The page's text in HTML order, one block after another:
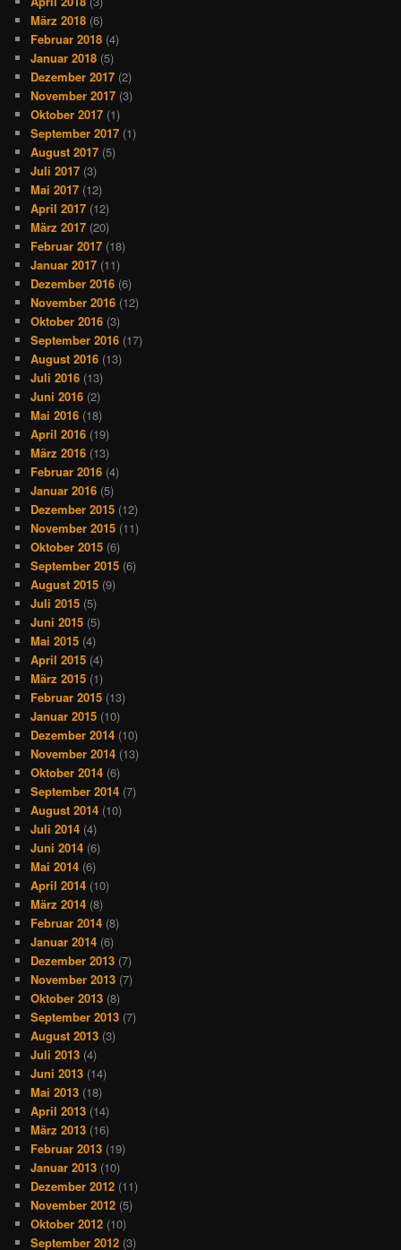
März 2018 (6)
Februar 2018 (4)
Januar 2018 (5)
Dezember 2017 (2)
November 2017 (3)
Oktober 2017 (1)
September 2017 (1)
August 2017 (5)
Juli 2017 (3)
Mai 2017 (12)
April 2017 (12)
März 2017 (20)
Februar 2017 (18)
Januar 2017 (11)
Dezember 2016 (6)
November 2016 (12)
Oktober 2016 (3)
September 2016 (17)
August 2016 (13)
Juli 2016 (13)
Juni 2016 (2)
Mai 2016 (18)
April 2016 (19)
März 2016 (13)
Februar 2016 (4)
Januar 2016 (5)
Dezember 2015 (12)
November 2015 (11)
Oktober 2015 (6)
September 2015 (6)
August 2015 (9)
Juli 2015 (5)
Juni 2015 (5)
Mai 2015 (4)
April 2015 (4)
März 2015 (1)
Februar 2015 (13)
Januar 2015 (10)
Dezember 2014 (10)
November 2014 (13)
Oktober 2014 (6)
September 2014 (7)
August 2014 (10)
Juli 2014 (4)
Juni 2014 (6)
Mai 2014 (6)
April 2014 (10)
März 2014 (8)
Februar 2014 (8)
Januar 2014 (6)
Dezember 2013 (7)
November 2013 (7)
Oktober 2013 (8)
September 2013 (7)
August 2013 (3)
Juli 2013 (4)
Juni 2013 (14)
Mai 2013 (18)
April 2013 (14)
März 2013 (16)
Februar 2013 (19)
Januar 2013 (10)
Dezember 2012 (11)
November 2012 (5)
Oktober 2012 (10)
September 2012 (3)